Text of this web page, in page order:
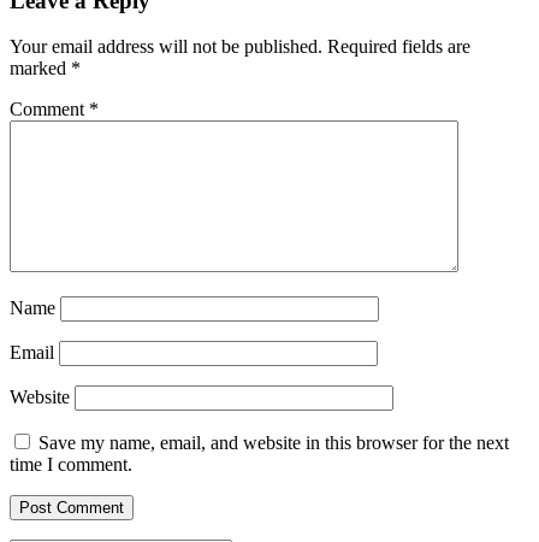
Your email address will not be published. Required fields are
marked *
Comment *
Name
Email
Website
Save my name, email, and website in this browser for the next
time I comment.